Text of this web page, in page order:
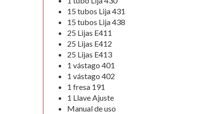
15 tubos Lija 431
15 tubos Lija 438
25 Lijas E411
25 Lijas E412
25 Lijas E413
1 vástago 401
1 vástago 402
1 fresa 191
1 Llave Ajuste
Manual de uso